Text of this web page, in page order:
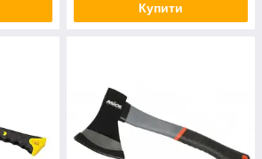
Купити